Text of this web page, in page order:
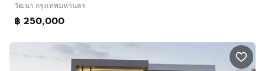
วัฒนา กรุงเทพมหานคร
฿ 250,000